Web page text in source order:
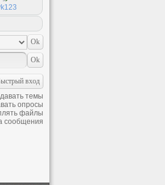
темы
опросы
файлы
сообщения